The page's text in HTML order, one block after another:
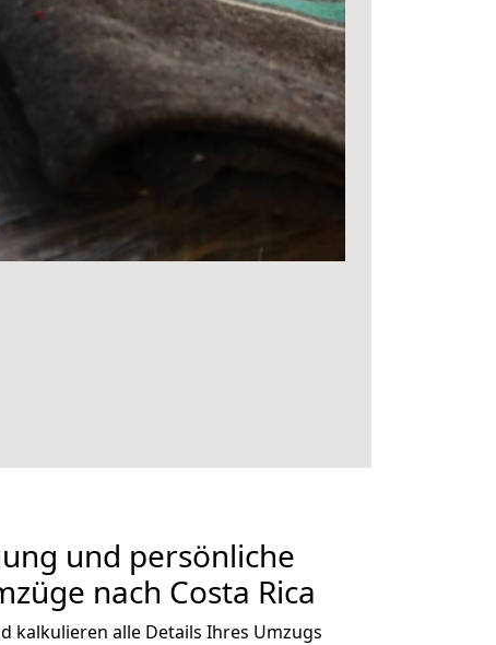
und persönliche
nach Costa Rica
kalkulieren alle Details Ihres Umzugs